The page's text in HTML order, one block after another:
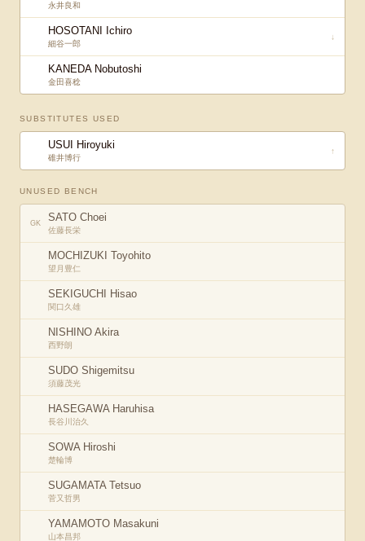
永井良和
HOSOTANI Ichiro
細谷一郎
↓
KANEDA Nobutoshi
金田喜稔
SUBSTITUTES USED
USUI Hiroyuki
碓井博行
↑
UNUSED BENCH
GK SATO Choei
佐藤長栄
MOCHIZUKI Toyohito
望月豊仁
SEKIGUCHI Hisao
関口久雄
NISHINO Akira
西野朗
SUDO Shigemitsu
須藤茂光
HASEGAWA Haruhisa
長谷川治久
SOWA Hiroshi
楚輪博
SUGAMATA Tetsuo
菅又哲男
YAMAMOTO Masakuni
山本昌邦